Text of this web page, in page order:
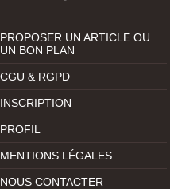
PROPOSER UN ARTICLE OU
UN BON PLAN
CGU & RGPD
INSCRIPTION
PROFIL
MENTIONS LÉGALES
NOUS CONTACTER